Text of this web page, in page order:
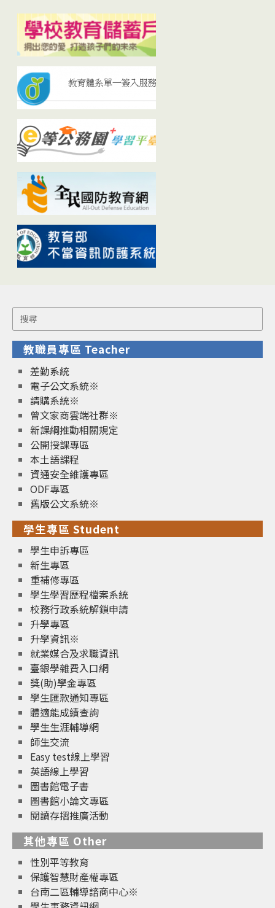
Search
for:
教職員專區 Teacher
差勤系統
電子公文系統※
請購系統※
曾文家商雲端社群※
新課綱推動相關規定
公開授課專區
本土語課程
資通安全維護專區
ODF專區
舊版公文系統※
學生專區 Student
學生申訴專區
新生專區
重補修專區
學生學習歷程檔案系統
校務行政系統解鎖申請
升學專區
升學資訊※
就業媒合及求職資訊
臺銀學雜費入口網
獎(助)學金專區
學生匯款通知專區
體適能成績查詢
學生生涯輔導網
師生交流
Easy test線上學習
英語線上學習
圖書館電子書
圖書館小論文專區
閱讀存摺推廣活動
其他專區 Other
性別平等教育
保護智慧財產權專區
台南二區輔導諮商中心※